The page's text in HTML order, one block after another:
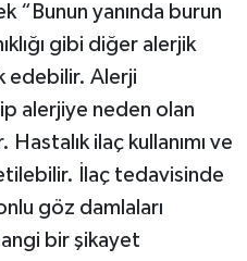
“Bunun yanında burun
gibi diğer alerjik
edebilir. Alerji
alerjiye neden olan
ilaç kullanımı ve
İlaç tedavisinde
göz damlaları
bir şikayet